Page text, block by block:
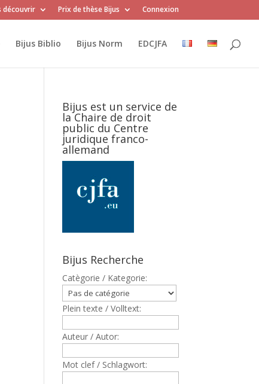
découvrir Prix de thèse Bijus Connexion
Bijus Biblio Bijus Norm EDCJFA
Bijus est un service de
la Chaire de droit
public du Centre
juridique franco-
allemand
Bijus Recherche
Catègorie / Kategorie:
Plein texte / Volltext:
Auteur / Autor:
Mot clef / Schlagwort: